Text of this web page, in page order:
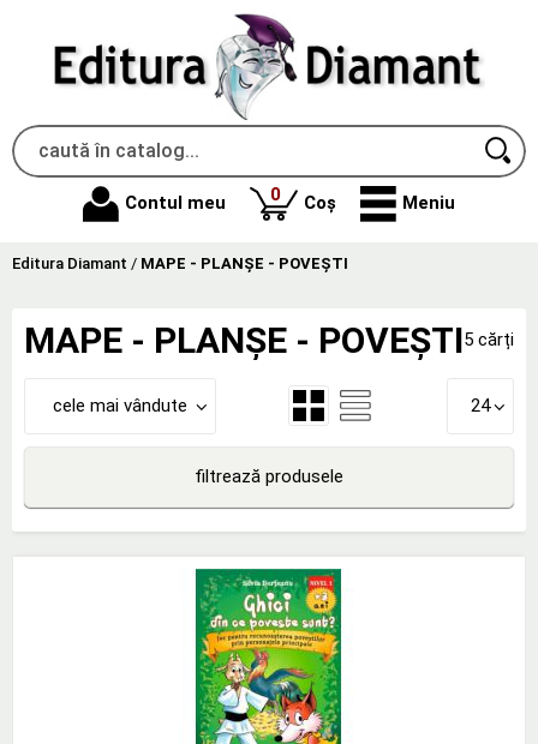
Contul meu 0produse
Coș Meniu
Editura Diamant / MAPE - PLANȘE - POVEȘTI
MAPE - PLANȘE - POVEȘTI5 cărți
cele mai vândute 24
filtrează produsele